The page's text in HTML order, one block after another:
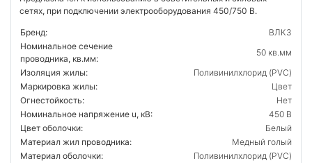
сетях, при подключении электрооборудования 450/750 В.
Бренд:
ВЛКЗ
Номинальное сечение
проводника, кв.мм:
50 кв.мм
Изоляция жилы:
Поливинилхлорид (PVC)
Маркировка жилы:
Цвет
Огнестойкость:
Нет
Номинальное напряжение u, кВ:
450 В
Цвет оболочки:
Белый
Материал жил проводника:
Медный голый
Материал оболочки:
Поливинилхлорид (PVC)